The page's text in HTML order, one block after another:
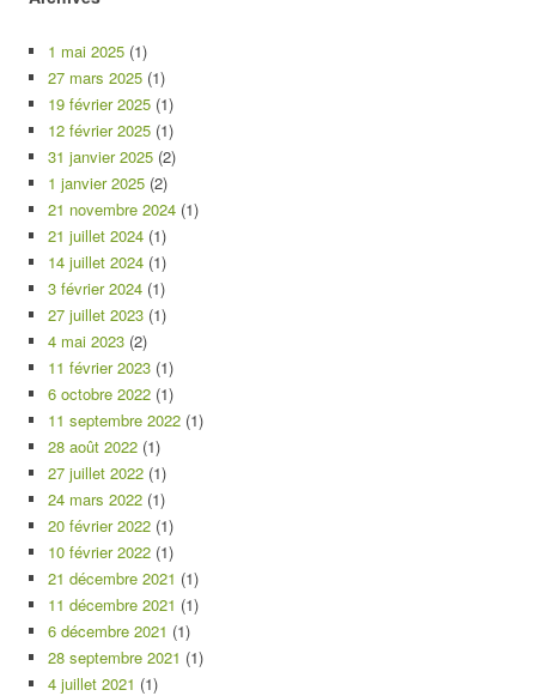
1 mai 2025 (1)
27 mars 2025 (1)
19 février 2025 (1)
12 février 2025 (1)
31 janvier 2025 (2)
1 janvier 2025 (2)
21 novembre 2024 (1)
21 juillet 2024 (1)
14 juillet 2024 (1)
3 février 2024 (1)
27 juillet 2023 (1)
4 mai 2023 (2)
11 février 2023 (1)
6 octobre 2022 (1)
11 septembre 2022 (1)
28 août 2022 (1)
27 juillet 2022 (1)
24 mars 2022 (1)
20 février 2022 (1)
10 février 2022 (1)
21 décembre 2021 (1)
11 décembre 2021 (1)
6 décembre 2021 (1)
28 septembre 2021 (1)
4 juillet 2021 (1)